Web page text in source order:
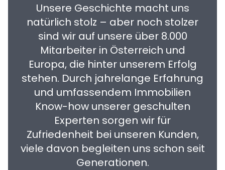
Unsere Geschichte macht uns
natürlich stolz – aber noch stolzer
sind wir auf unsere über 8.000
Mitarbeiter in Österreich und
Europa, die hinter unserem Erfolg
stehen. Durch jahrelange Erfahrung
und umfassendem Immobilien
Know-how unserer geschulten
Experten sorgen wir für
Zufriedenheit bei unseren Kunden,
viele davon begleiten uns schon seit
Generationen.